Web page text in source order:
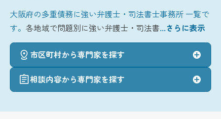
大阪府の多重債務に強い弁護士・司法書士事務所 一覧で
す。各地域で問題別に強い弁護士・司法書...さらに表示
市区町村から専門家を探す
相談内容から専門家を探す